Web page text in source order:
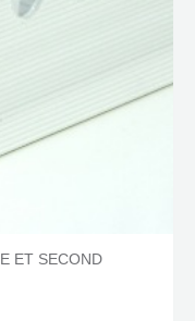
ET SECOND